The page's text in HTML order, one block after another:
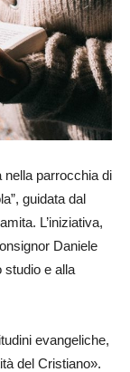
nella parrocchia di
guidata dal
L’iniziativa,
Daniele
studio e alla
evangeliche,
del Cristiano».